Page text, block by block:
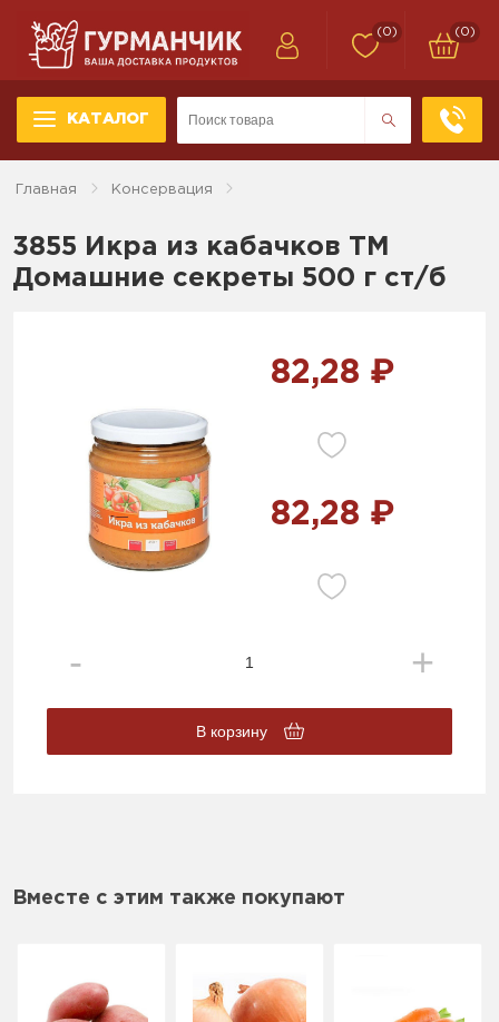
КАТАЛОГ
(0) (0)
Главная Консервация
3855 Икра из кабачков ТМ
Домашние секреты 500 г ст/б
82,28 ₽
82,28 ₽
В корзину
Вместе с этим также покупают